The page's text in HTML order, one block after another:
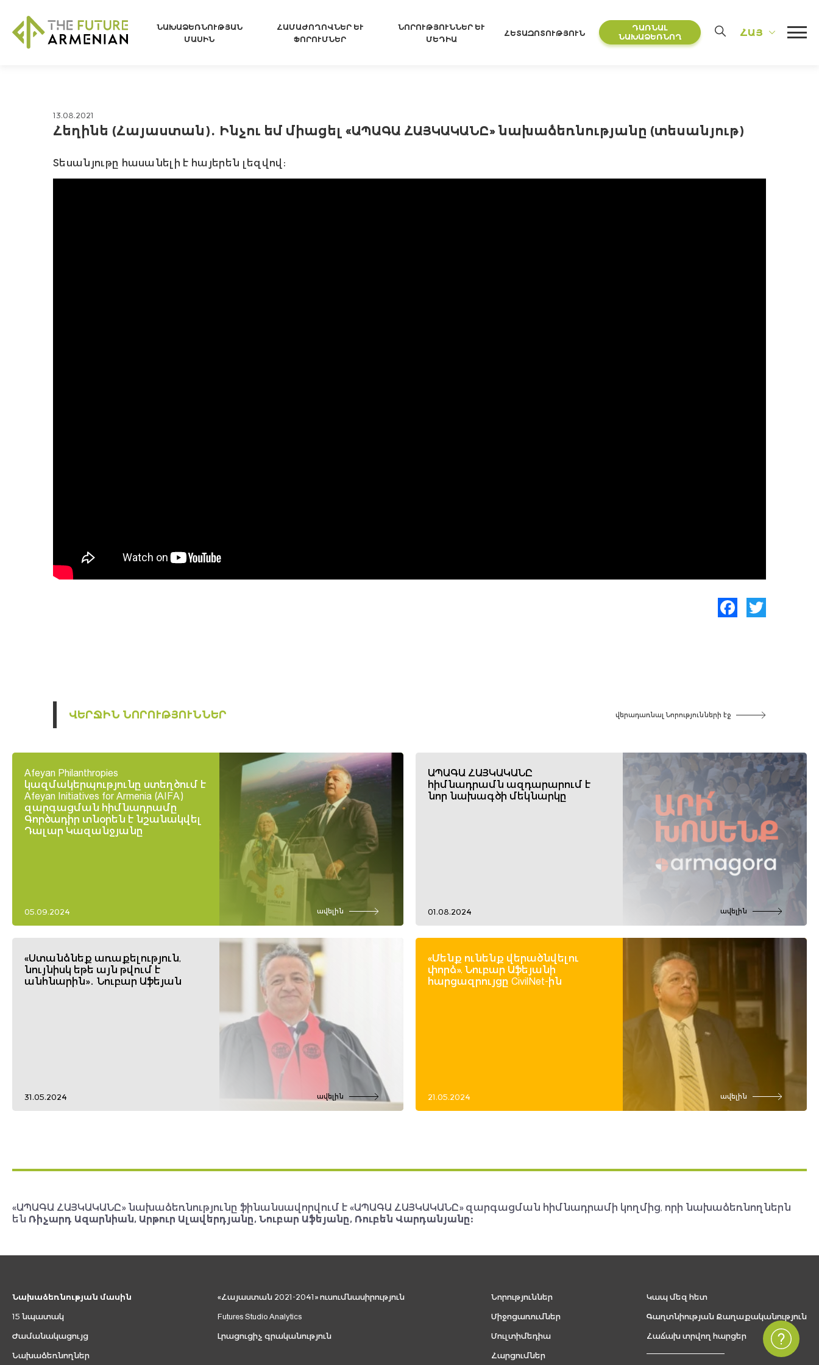
ՆԱԽԱՁԵՌՆՈՒԹՅԱՆ
ՄԱՍԻՆ
ՀԱՄԱԺՈՂՈՎՆԵՐ ԵՒ Ֆ
ՈՐՈՒՄՆԵՐ
ՆՈՐՈՒԹՅՈՒՆՆԵՐ ԵՒ Մ
ԵԴԻԱ
ՀԵՏԱԶՈՏՈՒԹՅՈՒՆ
ԴԱՌՆԱԼ
ՆԱԽԱՁԵՌՆՈՂ
ՀԱՅ
13.08.2021
Հեղինե (Հայաստան)․ Ինչու եմ միացել «ԱՊԱԳԱ ՀԱՅԿԱԿԱՆԸ» նախաձեռնությանը (տեսանյութ)
Տեսանյութը հասանելի է հայերեն լեզվով։
ՎԵՐՋԻՆ ՆՈՐՈՒԹՅՈՒՆՆԵՐ վերադառնալ Նորությունների էջ
Afeyan Philanthropies
կազմակերպությունը ստեղծում է
Afeyan Initiatives for Armenia (AIFA)
զարգացման հիմնադրամը
Գործադիր տնօրեն է նշանակվել
Դալար Կազանջյանը
05.09.2024 ավելին
ԱՊԱԳԱ ՀԱՅԿԱԿԱՆԸ
հիմնադրամն ազդարարում է
նոր նախագծի մեկնարկը
01.08.2024 ավելին
«Ստանձնեք առաքելություն,
նույնիսկ եթե այն թվում է
անհնարին»․ Նուբար Աֆեյան
31.05.2024 ավելին
«Մենք ունենք վերածնվելու
փորձ». Նուբար Աֆեյանի
հարցազրույցը CivilNet-ին
21.05.2024 ավելին
«ԱՊԱԳԱ ՀԱՅԿԱԿԱՆԸ» նախաձեռնությունը ֆինանսավորվում է «ԱՊԱԳԱ ՀԱՅԿԱԿԱՆԸ» զարգացման հիմնադրամի կողմից, որի նախաձեռնողներն
են Ռիչարդ Ազարնիան, Արթուր Ալավերդյանը, Նուբար Աֆեյանը, Ռուբեն Վարդանյանը:
Նախաձեռնության մասին
15 նպատակ
Ժամանակացույց
Նախաձեռնողներ
«Հայաստան 2021-2041» ուսումնասիրություն
Futures Studio Analytics
Լրացուցիչ գրականություն
Նորություններ
Միջոցառումներ
Մուլտիմեդիա
Հարցումներ
Կապ մեզ հետ
Գաղտնիության Քաղաքականություն
Հաճախ տրվող հարցեր